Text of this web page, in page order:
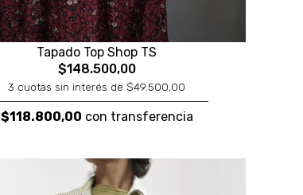
Tapado Top Shop TS
$148.500,00
3 cuotas sin interés de $49.500,00
$118.800,00 con transferencia